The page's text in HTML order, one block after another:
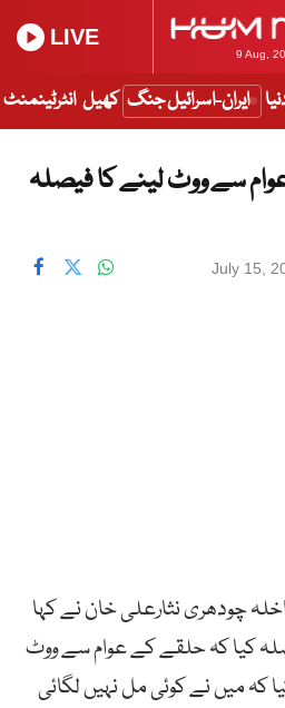
9 Aug,
LIVE
ایران-اسرائیل جنگ کھیل انٹرٹینمنٹ
سے ووٹ لینے کا فیصلہ
July 15,
چودھری نثارعلی خان نے کہا
کیا کہ حلقے کے عوام سے ووٹ
کہ میں نے کوئی مل نہیں لگائی